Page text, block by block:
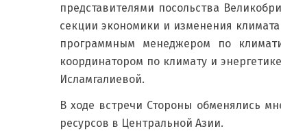
представителями посольства
секции экономики и изменения
программным менеджером по
координатором по климату и
Исламгалиевой.
В ходе встречи Стороны обменялись
ресурсов в Центральной Азии.